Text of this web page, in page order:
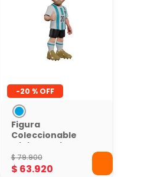
-20 %
Figura
Coleccionable
Minix Mcallister
Argentina 12Cm
World Cup
$79.900
$ 63.920